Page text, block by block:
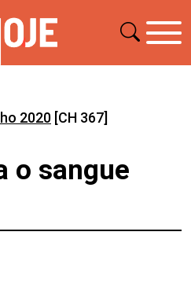
2020 [CH 367]
o sangue